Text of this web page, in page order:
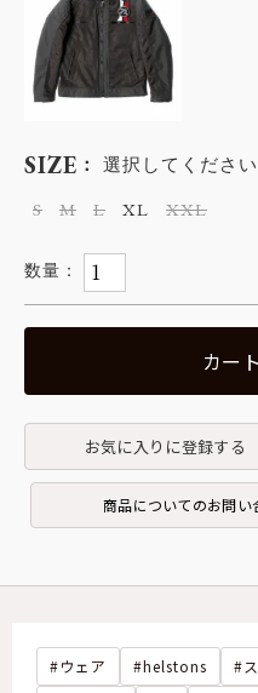
SIZE 選択してください
S
M L XL XXL
カー
お気に入りに登録する
商品についてのお問い
ウェア helstons